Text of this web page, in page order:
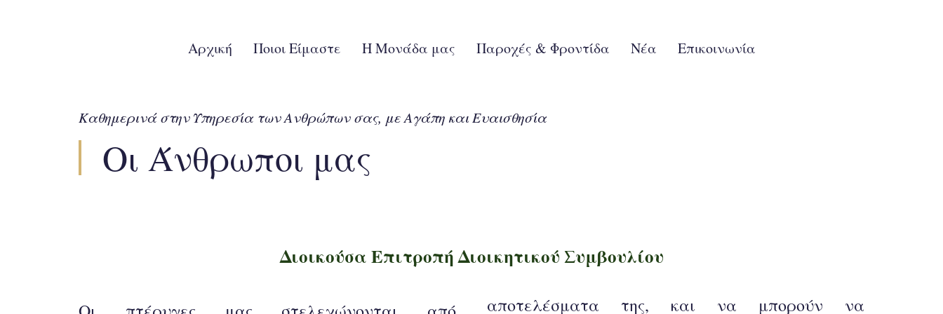
Αρχική Ποιοι Είμαστε Η Μονάδα μας Παροχές & Φροντίδα Νέα Επικοινωνία
Καθημερινά στην Υπηρεσία των Ανθρώπων σας, με Αγάπη και Ευαισθησία
Οι Άνθρωποι μας
Διοικούσα Επιτροπή Διοικητικού Συμβουλίου
αποτελέσματα της, και να μπορούν να